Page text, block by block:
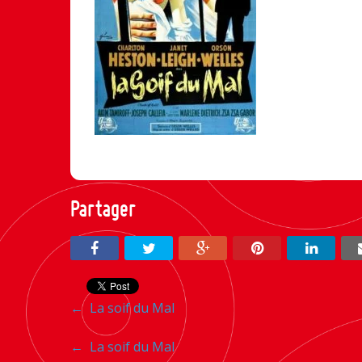
Partager
Navigation
entre
←La soif du Mal
Navigation
← La soif du Mal